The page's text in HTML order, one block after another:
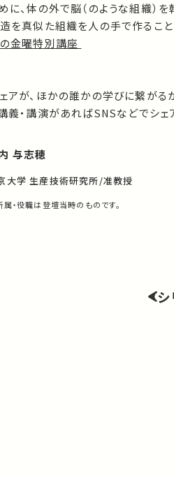
に、体の外で脳（のような組織）
を真似た組織を人の手で作るこ
金曜特別講座
が、ほかの誰かの学びに繋がる
義・講演があればSNSなどでシェ
与志穂
大学 生産技術研究所/准教授
・役職は登壇当時のものです。